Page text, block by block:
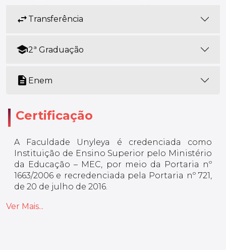
swap_horiz Transferência
school2ª Graduação
description Enem
Certificação
A Faculdade Unyleya é credenciada como
Instituição de Ensino Superior pelo Ministério
da Educação – MEC, por meio da Portaria nº
1663/2006 e recredenciada pela Portaria nº 721,
de 20 de julho de 2016.
Ver Mais...